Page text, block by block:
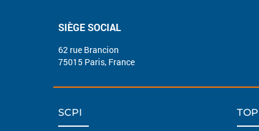
SIÈGE SOCIAL
62 rue Brancion
75015 Paris, France
SCPI